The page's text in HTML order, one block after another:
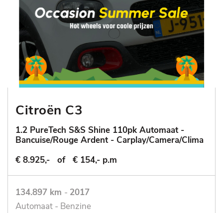
Citroën C3
1.2 PureTech S&S Shine 110pk Automaat -
Bancuise/Rouge Ardent - Carplay/Camera/Clima
€ 8.925,-
of € 154,- p.m
134.897 km - 2017
Automaat - Benzine